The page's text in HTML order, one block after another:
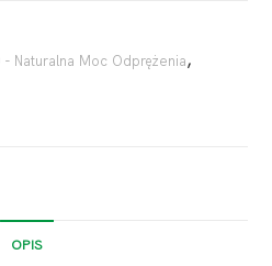
Naturalna Moc Odprężenia,
OPIS